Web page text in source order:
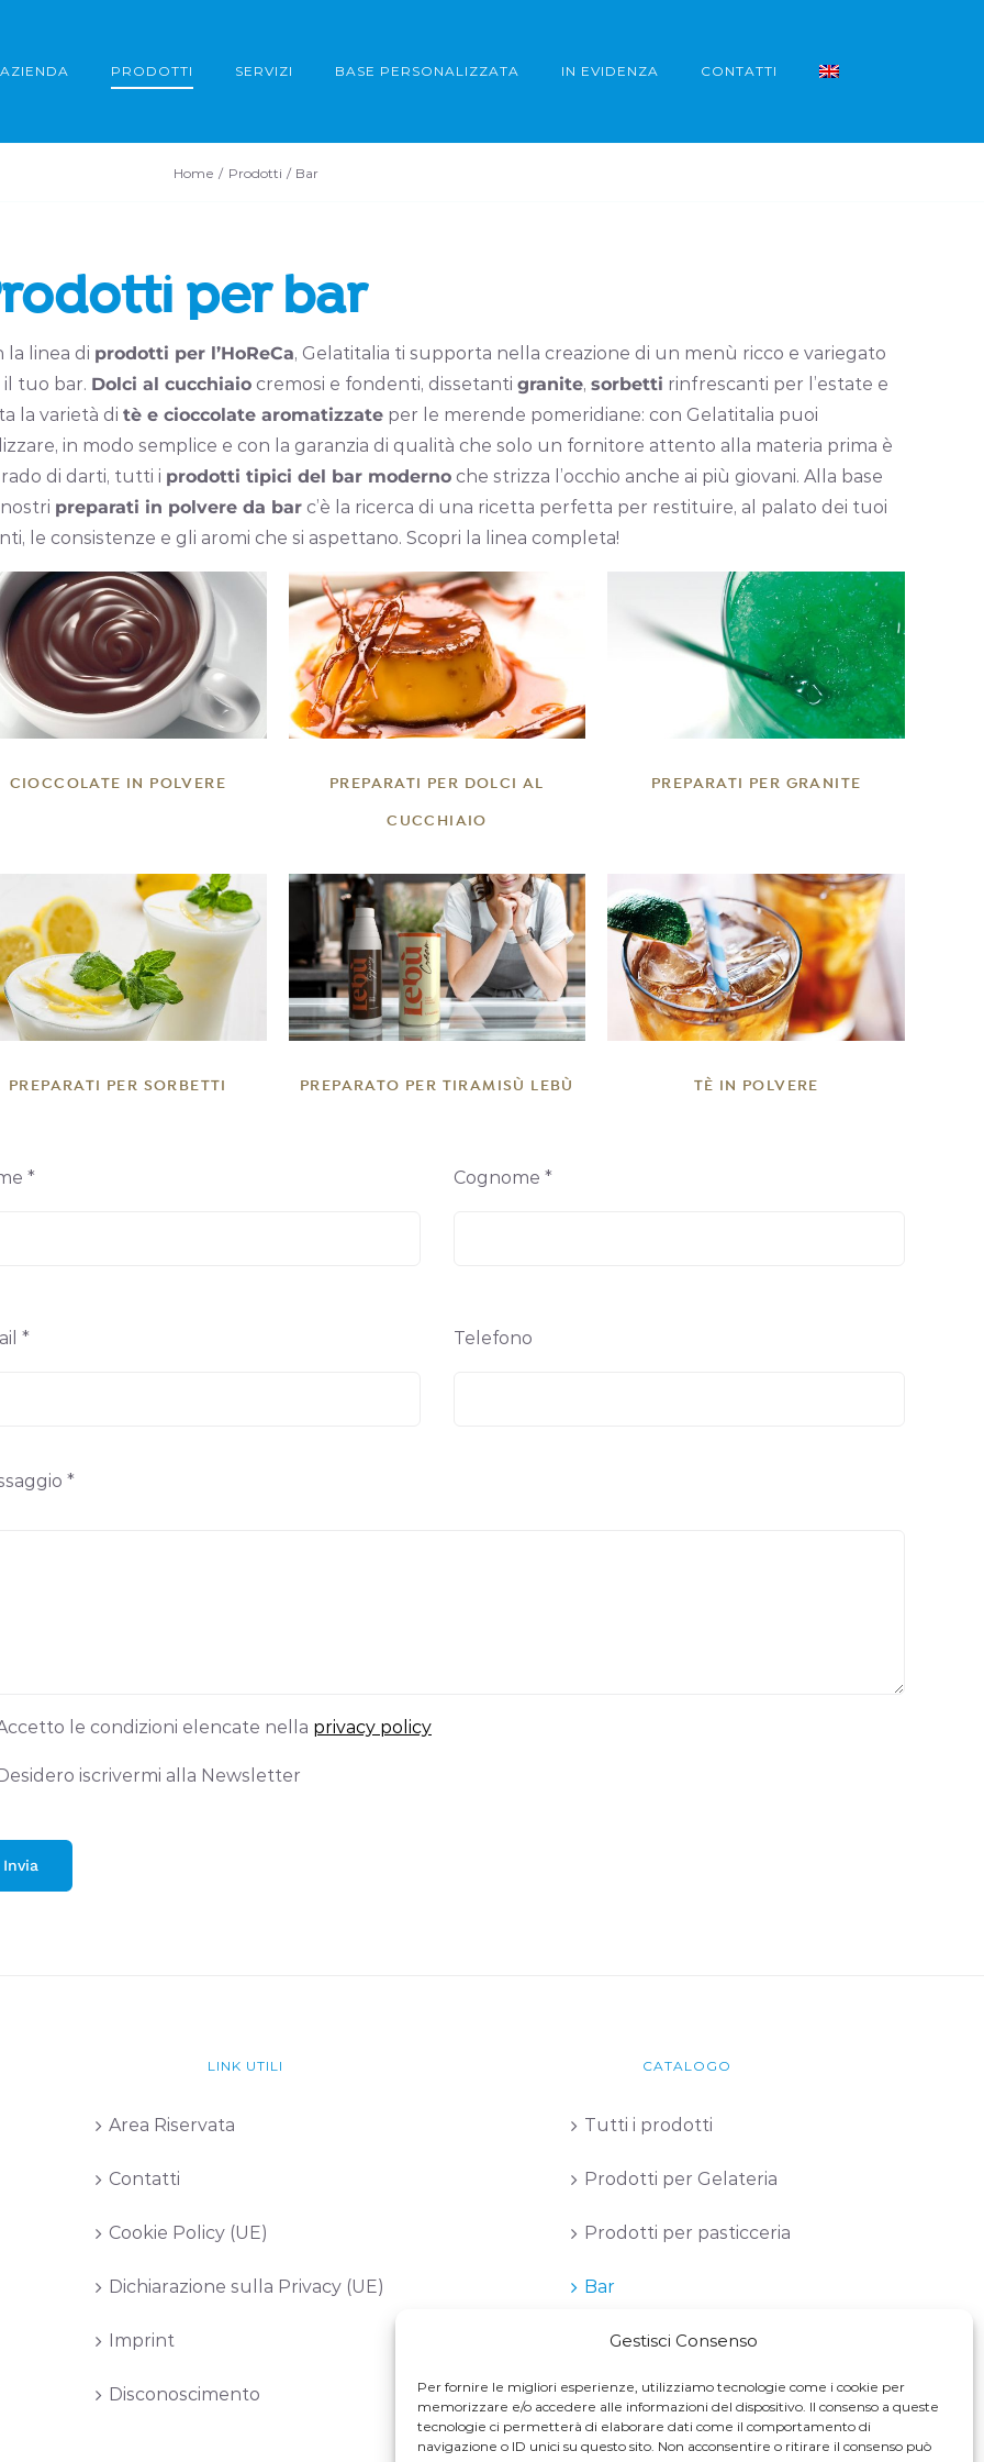
Gestisci Consenso
Per fornire le migliori esperienze, utilizziamo tecnologie come i cookie per
memorizzare e/o accedere alle informazioni del dispositivo. Il consenso a queste
tecnologie ci permetterà di elaborare dati come il comportamento di
navigazione o ID unici su questo sito. Non acconsentire o ritirare il consenso può
AZIENDA PRODOTTI SERVIZI BASE PERSONALIZZATA IN EVIDENZA CONTATTI
Home Prodotti Bar
per bar
la linea di prodotti per l’HoReCa, Gelatitalia ti supporta nella creazione di un menù ricco e variegato
tuo bar. Dolci al cucchiaio cremosi e fondenti, dissetanti granite, sorbetti rinfrescanti per l’estate e
la varietà di tè e cioccolate aromatizzate per le merende pomeridiane: con Gelatitalia puoi
in modo semplice e con la garanzia di qualità che solo un fornitore attento alla materia prima è
di darti, tutti i prodotti tipici del bar moderno che strizza l’occhio anche ai più giovani. Alla base
preparati in polvere da bar c’è la ricerca di una ricetta perfetta per restituire, al palato dei tuoi
le consistenze e gli aromi che si aspettano. Scopri la linea completa!
DETTAGLI
CIOCCOLATE IN POLVERE
DETTAGLI
PREPARATI PER DOLCI AL
CUCCHIAIO
DETTAGLI
PREPARATI PER GRANITE
DETTAGLI
PREPARATI PER SORBETTI
DETTAGLI
PREPARATO PER TIRAMISÙ LEBÙ
DETTAGLI
TÈ IN POLVERE
* Cognome *
* Telefono
*
le condizioni elencate nella privacy policy
iscrivermi alla Newsletter
LINK UTILI
Area Riservata
Contatti
Cookie Policy (UE)
Dichiarazione sulla Privacy (UE)
Imprint
Disconoscimento
CATALOGO
Tutti i prodotti
Prodotti per Gelateria
Prodotti per pasticceria
Bar